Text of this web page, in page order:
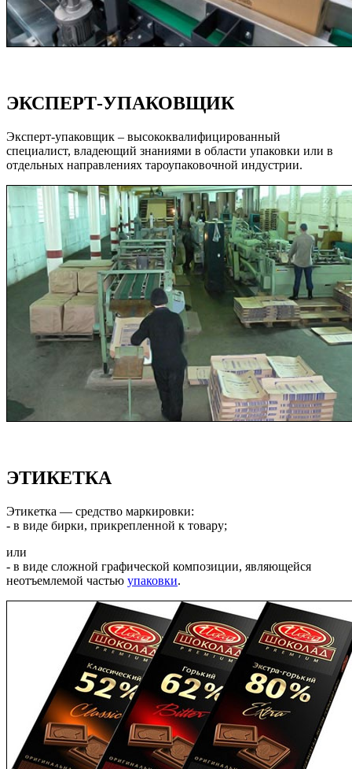
ЭКСПЕРТ-УПАКОВЩИК
Эксперт-упаковщик – высококвалифицированный
специалист, владеющий знаниями в области упаковки или в
отдельных направлениях тароупаковочной индустрии.
ЭТИКЕТКА
Этикетка — средство маркировки:
- в виде бирки, прикрепленной к товару;
или
- в виде сложной графической композиции, являющейся
неотъемлемой частью упаковки.